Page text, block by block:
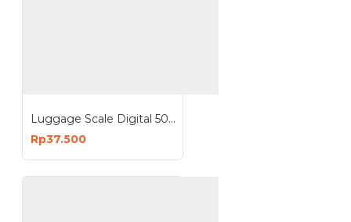
Luggage Scale Digital 50Kg - Timbangan Koper Portable
Rp37.500